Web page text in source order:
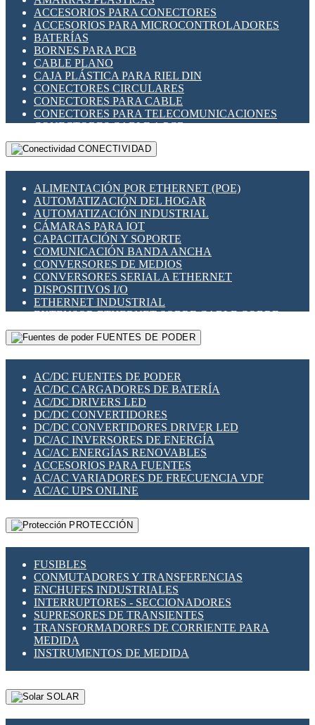
INDICADORES PARA PANEL
INTERFACES DE RELÉ
INTERRUPTORES FIN DE CARRERA
LLAVES CONMUTADORAS
MEDIDORES DE ENERGÍA Y TC'S DE CORRIENTE
MOTORES PASO A PASO
PANTALLAS HMI
PLC -CONTROLADORES LÓGICO PROGRAMABLES
PROGRAMADORES DE HORARIO
RELÉS DE PROTECCIÓN
SENSORES CAPACITIVOS
SENSORES INDUCTIVOS
TEMPORIZADORES
VARIACS
VARIADORES DE FRECUENCIA [VDF]
SECCIONADORES - INTERRUPTORES
MAQUINARIA
ACCESORIOS PARA CONECTORES
ACCESORIOS PARA MICROCONTROLADORES
BATERÍAS
BORNES PARA PCB
CABLE PLANO
CAJA PLÁSTICA PARA RIEL DIN
CONECTORES CIRCULARES
CONECTORES PARA CABLE
CONECTORES PARA TELECOMUNICACIONES
CONECTORES CABLE A PCB
CONECTORES PCB A CABLE
DIP SWITCHES
HERRAMIENTAS VARIAS
ILUMINACIÓN LED
INTERRUPTORES REED
INTERFACES DE RELÉ
OTROS RELÉS
PROTECCIÓN TÉRMICA
RELÉS AUTOMOTRICES
RELÉS DE SEÑAL
RELÉS DE ESTADO SÓLIDO SSR
RELÉS INDUSTRIALES
RELÉS MINIATURA DE POTENCIA
SENSORES MAGNÉTICOS
SWITCH Y MICROSWITCH
TARJETAS PI
UNIÓN Y DERIVACIÓN DE CABLE
CONECTIVIDAD
ALIMENTACIÓN POR ETHERNET (POE)
AUTOMATIZACIÓN DEL HOGAR
AUTOMATIZACIÓN INDUSTRIAL
CÁMARAS PARA IOT
CAPACITACIÓN Y SOPORTE
COMUNICACIÓN BANDA ANCHA
CONVERSORES DE MEDIOS
CONVERSORES SERIAL A ETHERNET
DISPOSITIVOS I/O
ETHERNET INDUSTRIAL
EXTENSOR ETHERNET SOBRE CABLE COBRE
GATEWAY LORAWAN
GESTIÓN DE REDES
PLACAS MODULARES IOT
SWITCHES Y REDES WIFI
SOLUCIONES IOT
SOLUCIONES LORAWAN
SOLUCIONES RED CELULAR
SEGURIDAD PARA REDES
SWITCHES LAN
TELEFONÍA IP (VOIP)
VIGILANCIA IP (CCTV)
MESHTASTIC
FUENTES DE PODER
AC/DC FUENTES DE PODER
AC/DC CARGADORES DE BATERÍA
AC/DC DRIVERS LED
DC/DC CONVERTIDORES
DC/DC CONVERTIDORES DRIVER LED
DC/AC INVERSORES DE ENERGÍA
AC/AC ENERGÍAS RENOVABLES
ACCESORIOS PARA FUENTES
AC/AC VARIADORES DE FRECUENCIA VDF
AC/AC UPS ONLINE
PROTECCIÓN
FUSIBLES
CONMUTADORES Y TRANSFERENCIAS
ENCHUFES INDUSTRIALES
INTERRUPTORES - SECCIONADORES
SUPRESORES DE TRANSIENTES
TRANSFORMADORES DE CORRIENTE PARA
MEDIDA
INSTRUMENTOS DE MEDIDA
SOLAR